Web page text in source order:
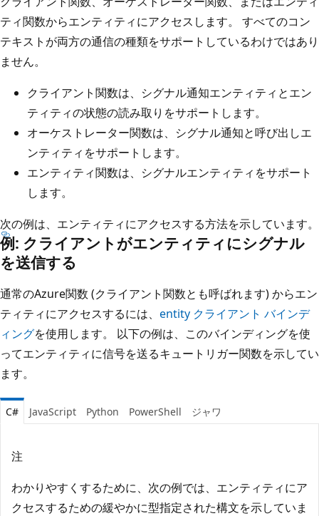
ティ関数からエンティティにアクセスします。 すべてのコン
テキストが両方の通信の種類をサポートしているわけではあり
ません。
クライアント関数は、シグナル通知エンティティとエン
ティティの状態の読み取りをサポートします。
オーケストレーター関数は、シグナル通知と呼び出しエ
ンティティをサポートします。
エンティティ関数は、シグナルエンティティをサポート
します。
次の例は、エンティティにアクセスする方法を示しています。
例: クライアントがエンティティにシグナル
を送信する
通常のAzure関数 (クライアント関数とも呼ばれます) からエン
ティティにアクセスするには、 entity クライアント バインデ
ィングを使用します。 以下の例は、このバインディングを使
ってエンティティに信号を送るキュートリガー関数を示してい
ます。
C# JavaScript Python PowerShell ジャワ
注
わかりやすくするために、次の例では、エンティティにア
クセスするための緩やかに型指定された構文を示していま